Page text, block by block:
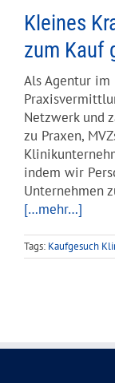
Kleines
zum Kauf
Als Agentur im
Netzwerk und
zu Praxen,
indem wir
Unternehmen
[…mehr…]
Tags: Kaufgesuch